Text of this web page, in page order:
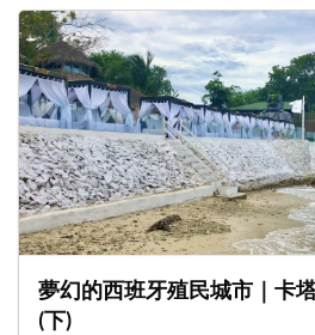
夢幻的西班牙殖民城市｜卡
(下)